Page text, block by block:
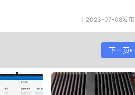
于2023-07-08发布
下一页